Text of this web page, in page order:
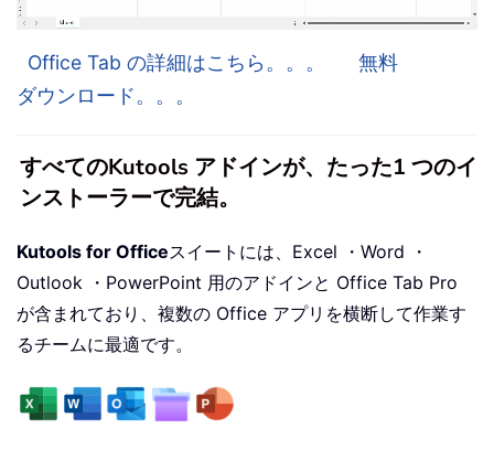
Office Tab の詳細はこちら。。。
無料
ダウンロード。。。
すべてのKutools アドインが、たった1 つのイ
ンストーラーで完結。
Kutools for Officeスイートには、Excel ・Word ・
Outlook ・PowerPoint 用のアドインと Office Tab Pro
が含まれており、複数の Office アプリを横断して作業す
るチームに最適です。